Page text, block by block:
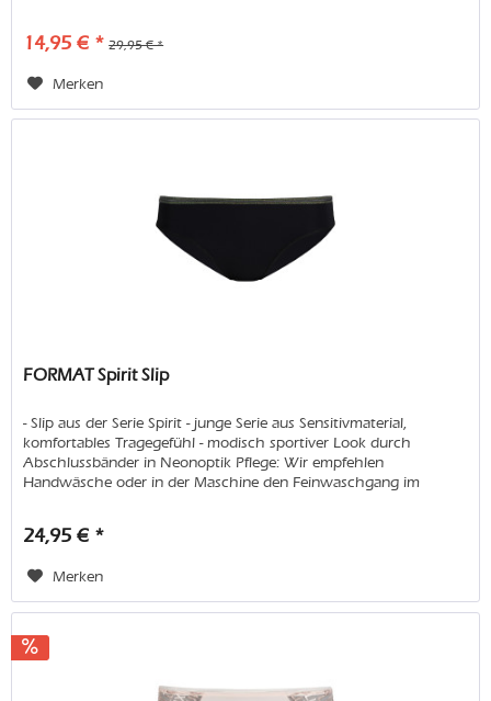
14,95 € * 29,95 € *
Merken
FORMAT Spirit Slip
- Slip aus der Serie Spirit - junge Serie aus Sensitivmaterial,
komfortables Tragegefühl - modisch sportiver Look durch
Abschlussbänder in Neonoptik Pflege: Wir empfehlen
Handwäsche oder in der Maschine den Feinwaschgang im
24,95 € *
Merken